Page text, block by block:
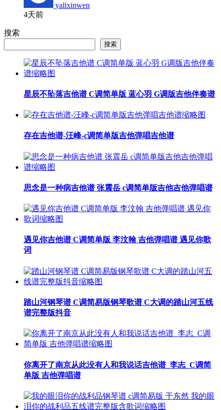
yalixinwen
4天前
搜索
搜索
星辰不坠落吉他谱 C调简单版 蓝心羽 G调版吉他伴奏谱
存在吉他谱-汪峰-c调简单版吉他弹唱吉他谱
思念是一种病吉他谱 张震岳 c调简单版吉他吉他弹唱谱
遇见你吉他谱 C调简单版 李汶翰 吉他弹唱谱 遇见你歌
词
踏山河钢琴谱 C调简易版钢琴歌谱 C大调的踏山河五线
谱完整版抖音
你离开了南京从此没有人和我说话吉他谱_李志_C调简
单版 吉他弹唱谱